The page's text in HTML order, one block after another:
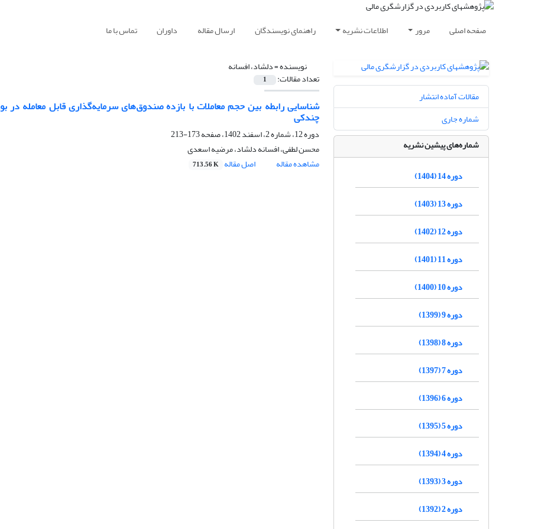
صفحه اصلی مرور اطلاعات نشریه راهنمای نویسندگان ارسال مقاله داوران تماس با ما
نویسنده =دلشاد، افسانه
تعداد مقالات: 1
شناسایی رابطه بین حجم معاملات با بازده صندوق‌های سرمایه‌گذاری قابل معامله در
چندکی
دوره 12، شماره 2، اسفند 1402، صفحه
173-213
محسن لطفی، افسانه دلشاد، مرضیه اسعدی
مشاهده مقاله
اصل مقاله 713.56 K
مقالات آماده انتشار
شماره جاری
شماره‌های پیشین نشریه
دوره 14 (1404)
دوره 13 (1403)
دوره 12 (1402)
دوره 11 (1401)
دوره 10 (1400)
دوره 9 (1399)
دوره 8 (1398)
دوره 7 (1397)
دوره 6 (1396)
دوره 5 (1395)
دوره 4 (1394)
دوره 3 (1393)
دوره 2 (1392)